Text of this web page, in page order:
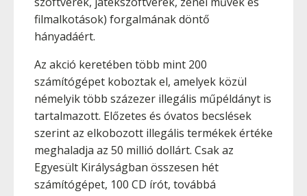
filmalkotások) forgalmának döntő
hányadáért.
Az akció keretében több mint 200
számítógépet koboztak el, amelyek közül
némelyik több százezer illegális műpéldányt is
tartalmazott. Előzetes és óvatos becslések
szerint az elkobozott illegális termékek értéke
meghaladja az 50 millió dollárt. Csak az
Egyesült Királyságban összesen hét
számítógépet, 100 CD írót, továbbá